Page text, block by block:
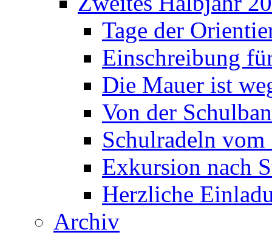
Tage der
Einschreibung
Die Mauer ist
Von der
Schulradeln
Exkursion nach
Herzliche
Archiv